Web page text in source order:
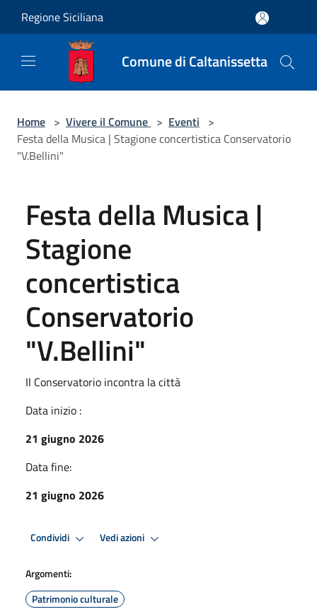
Regione Siciliana
Comune di Caltanissetta
Home > Vivere il Comune > Eventi >
Festa della Musica | Stagione concertistica Conservatorio
"V.Bellini"
Festa della Musica |
Stagione
concertistica
Conservatorio
"V.Bellini"
Il Conservatorio incontra la città
Data inizio :
21 giugno 2026
Data fine:
21 giugno 2026
Condividi Vedi azioni
Argomenti:
Patrimonio culturale